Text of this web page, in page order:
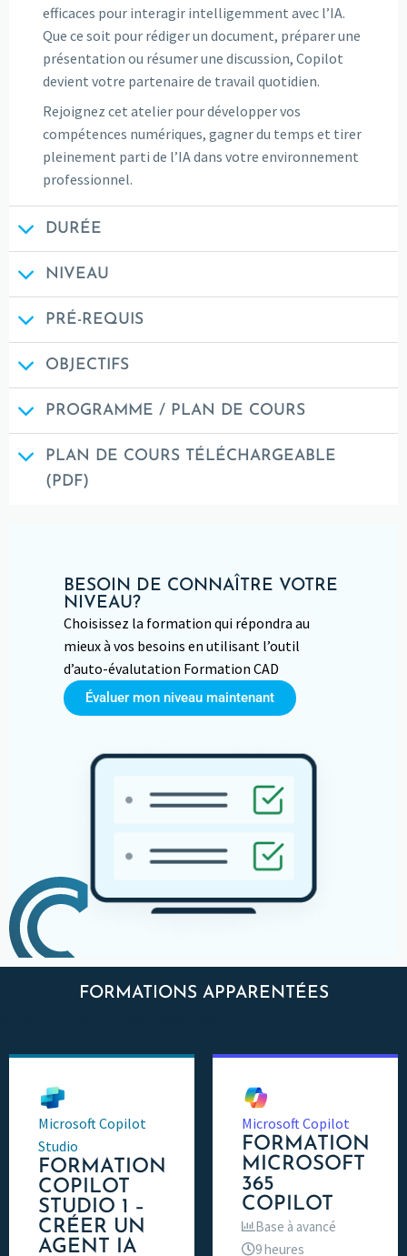
efficaces pour interagir intelligemment avec l’IA.
Que ce soit pour rédiger un document, préparer une
présentation ou résumer une discussion, Copilot
devient votre partenaire de travail quotidien.
Rejoignez cet atelier pour développer vos
compétences numériques, gagner du temps et tirer
pleinement parti de l’IA dans votre environnement
professionnel.
DURÉE
NIVEAU
PRÉ-REQUIS
OBJECTIFS
PROGRAMME / PLAN DE COURS
PLAN DE COURS TÉLÉCHARGEABLE
(PDF)
BESOIN DE CONNAÎTRE VOTRE
NIVEAU?
Choisissez la formation qui répondra au
mieux à vos besoins en utilisant l’outil
d’auto-évalutation Formation CAD
Évaluer mon niveau maintenant
FORMATIONS APPARENTÉES
Microsoft Copilot
Studio
FORMATION
COPILOT
STUDIO 1 –
CRÉER UN
AGENT IA
Microsoft Copilot
FORMATION
MICROSOFT
365
COPILOT
Base à avancé
9 heures